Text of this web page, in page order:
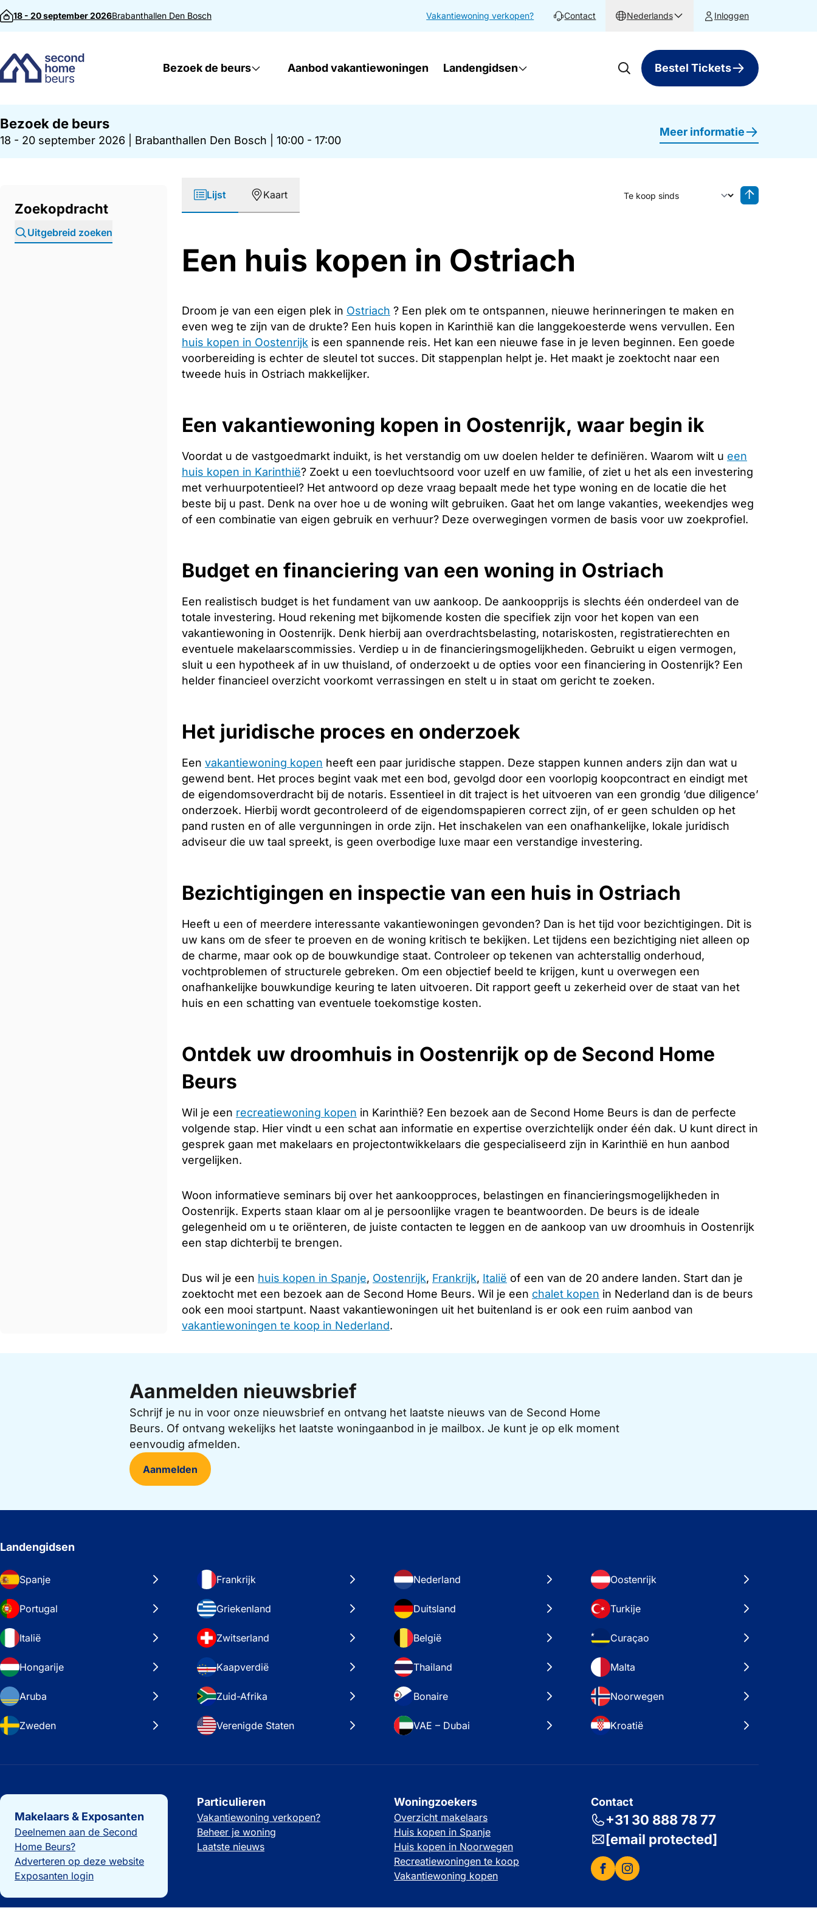
Direct naar inhoud
18 - 20 september 2026Brabanthallen Den Bosch Vakantiewoning verkopen? Contact Nederlands Inloggen
Bezoek de beurs Aanbod vakantiewoningen Landengidsen Bestel Tickets
Bezoek de beurs
18 - 20 september 2026 Brabanthallen Den Bosch 10:00 - 17:00
Meer informatie
Zoekopdracht
Uitgebreid zoeken
Lijst Kaart
Sorteer op
Een huis kopen in Ostriach
Droom je van een eigen plek in Ostriach ? Een plek om te ontspannen, nieuwe herinneringen te maken en
even weg te zijn van de drukte? Een huis kopen in Karinthië kan die langgekoesterde wens vervullen. Een
huis kopen in Oostenrijk is een spannende reis. Het kan een nieuwe fase in je leven beginnen. Een goede
voorbereiding is echter de sleutel tot succes. Dit stappenplan helpt je. Het maakt je zoektocht naar een
tweede huis in Ostriach makkelijker.
Een vakantiewoning kopen in Oostenrijk, waar begin ik
Voordat u de vastgoedmarkt induikt, is het verstandig om uw doelen helder te definiëren. Waarom wilt u een
huis kopen in Karinthië? Zoekt u een toevluchtsoord voor uzelf en uw familie, of ziet u het als een investering
met verhuurpotentieel? Het antwoord op deze vraag bepaalt mede het type woning en de locatie die het
beste bij u past. Denk na over hoe u de woning wilt gebruiken. Gaat het om lange vakanties, weekendjes weg
of een combinatie van eigen gebruik en verhuur? Deze overwegingen vormen de basis voor uw zoekprofiel.
Budget en financiering van een woning in Ostriach
Een realistisch budget is het fundament van uw aankoop. De aankoopprijs is slechts één onderdeel van de
totale investering. Houd rekening met bijkomende kosten die specifiek zijn voor het kopen van een
vakantiewoning in Oostenrijk. Denk hierbij aan overdrachtsbelasting, notariskosten, registratierechten en
eventuele makelaarscommissies. Verdiep u in de financieringsmogelijkheden. Gebruikt u eigen vermogen,
sluit u een hypotheek af in uw thuisland, of onderzoekt u de opties voor een financiering in Oostenrijk? Een
helder financieel overzicht voorkomt verrassingen en stelt u in staat om gericht te zoeken.
Het juridische proces en onderzoek
Een vakantiewoning kopen heeft een paar juridische stappen. Deze stappen kunnen anders zijn dan wat u
gewend bent. Het proces begint vaak met een bod, gevolgd door een voorlopig koopcontract en eindigt met
de eigendomsoverdracht bij de notaris. Essentieel in dit traject is het uitvoeren van een grondig ‘due diligence’
onderzoek. Hierbij wordt gecontroleerd of de eigendomspapieren correct zijn, of er geen schulden op het
pand rusten en of alle vergunningen in orde zijn. Het inschakelen van een onafhankelijke, lokale juridisch
adviseur die uw taal spreekt, is geen overbodige luxe maar een verstandige investering.
Bezichtigingen en inspectie van een huis in Ostriach
Heeft u een of meerdere interessante vakantiewoningen gevonden? Dan is het tijd voor bezichtigingen. Dit is
uw kans om de sfeer te proeven en de woning kritisch te bekijken. Let tijdens een bezichtiging niet alleen op
de charme, maar ook op de bouwkundige staat. Controleer op tekenen van achterstallig onderhoud,
vochtproblemen of structurele gebreken. Om een objectief beeld te krijgen, kunt u overwegen een
onafhankelijke bouwkundige keuring te laten uitvoeren. Dit rapport geeft u zekerheid over de staat van het
huis en een schatting van eventuele toekomstige kosten.
Ontdek uw droomhuis in Oostenrijk op de Second Home
Beurs
Wil je een recreatiewoning kopen in Karinthië? Een bezoek aan de Second Home Beurs is dan de perfecte
volgende stap. Hier vindt u een schat aan informatie en expertise overzichtelijk onder één dak. U kunt direct in
gesprek gaan met makelaars en projectontwikkelaars die gespecialiseerd zijn in Karinthië en hun aanbod
vergelijken.
Woon informatieve seminars bij over het aankoopproces, belastingen en financieringsmogelijkheden in
Oostenrijk. Experts staan klaar om al je persoonlijke vragen te beantwoorden. De beurs is de ideale
gelegenheid om u te oriënteren, de juiste contacten te leggen en de aankoop van uw droomhuis in Oostenrijk
een stap dichterbij te brengen.
Dus wil je een huis kopen in Spanje, Oostenrijk, Frankrijk, Italië of een van de 20 andere landen. Start dan je
zoektocht met een bezoek aan de Second Home Beurs. Wil je een chalet kopen in Nederland dan is de beurs
ook een mooi startpunt. Naast vakantiewoningen uit het buitenland is er ook een ruim aanbod van
vakantiewoningen te koop in Nederland.
Aanmelden nieuwsbrief
Schrijf je nu in voor onze nieuwsbrief en ontvang het laatste nieuws van de Second Home
Beurs. Of ontvang wekelijks het laatste woningaanbod in je mailbox. Je kunt je op elk moment
eenvoudig afmelden.
Aanmelden
Landengidsen
Spanje Frankrijk Nederland Oostenrijk
Portugal Griekenland Duitsland Turkije
Italië Zwitserland België Curaçao
Hongarije Kaapverdië Thailand Malta
Aruba Zuid-Afrika Bonaire Noorwegen
Zweden Verenigde Staten VAE – Dubai Kroatië
Belangrijke links
Makelaars & Exposanten
Deelnemen aan de Second
Home Beurs?
Adverteren op deze website
Exposanten login
Particulieren
Vakantiewoning verkopen?
Beheer je woning
Laatste nieuws
Woningzoekers
Overzicht makelaars
Huis kopen in Spanje
Huis kopen in Noorwegen
Recreatiewoningen te koop
Vakantiewoning kopen
Contact
+31 30 888 78 77
[email protected]